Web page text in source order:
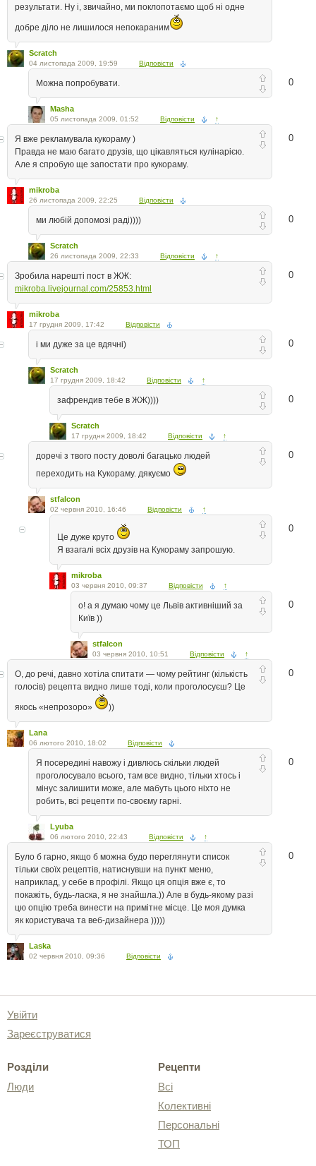
результати. Ну і, звичайно, ми поклопотаємо щоб ні одне
добре діло не лишилося непокараним
Scratch
04 листопада 2009, 19:59 Відповісти
0
Можна попробувати.
Masha
05 листопада 2009, 01:52 Відповісти ↑
0
Я вже рекламувала кукораму )
Правда не маю багато друзів, що цікавляться кулінарією.
Але я спробую ще запостати про кукораму.
mikroba
26 листопада 2009, 22:25 Відповісти
0
ми любій допомозі раді))))
Scratch
26 листопада 2009, 22:33 Відповісти ↑
0
Зробила нарешті пост в ЖЖ:
mikroba.livejournal.com/25853.html
mikroba
17 грудня 2009, 17:42 Відповісти
0
і ми дуже за це вдячні)
Scratch
17 грудня 2009, 18:42 Відповісти ↑
0
зафрендив тебе в ЖЖ))))
Scratch
17 грудня 2009, 18:42 Відповісти ↑
0
доречі з твого посту доволі багацько людей
переходить на Кукораму. дякуємо
stfalcon
02 червня 2010, 16:46 Відповісти ↑
0
Це дуже круто
Я взагалі всіх друзів на Кукораму запрошую.
mikroba
03 червня 2010, 09:37 Відповісти ↑
0
о! а я думаю чому це Львів активніший за
Київ ))
stfalcon
03 червня 2010, 10:51 Відповісти ↑
0
О, до речі, давно хотіла спитати — чому рейтинг (кількість
голосів) рецепта видно лише тоді, коли проголосуєш? Це
якось «непрозоро» ))
Lana
06 лютого 2010, 18:02 Відповісти
0
Я посередині навожу і дивлюсь скільки людей
проголосувало всього, там все видно, тільки хтось і
мінус залишити може, але мабуть цього ніхто не
робить, всі рецепти по-своєму гарні.
Lyuba
06 лютого 2010, 22:43 Відповісти ↑
0
Було б гарно, якщо б можна будо переглянути список
тільки своїх рецептів, натиснувши на пункт меню,
наприклад, у себе в профілі. Якщо ця опція вже є, то
покажіть, будь-ласка, я не знайшла.)) Але в будь-якому разі
цю опцію треба винести на примітне місце. Це моя думка
як користувача та веб-дизайнера )))))
Laska
02 червня 2010, 09:36 Відповісти
Увійти
Зареєструватися
Розділи
Люди
Рецепти
Всі
Колективні
Персональні
ТОП